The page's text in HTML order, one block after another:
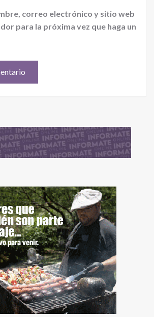
correo electrónico y sitio web
para la próxima vez que haga un